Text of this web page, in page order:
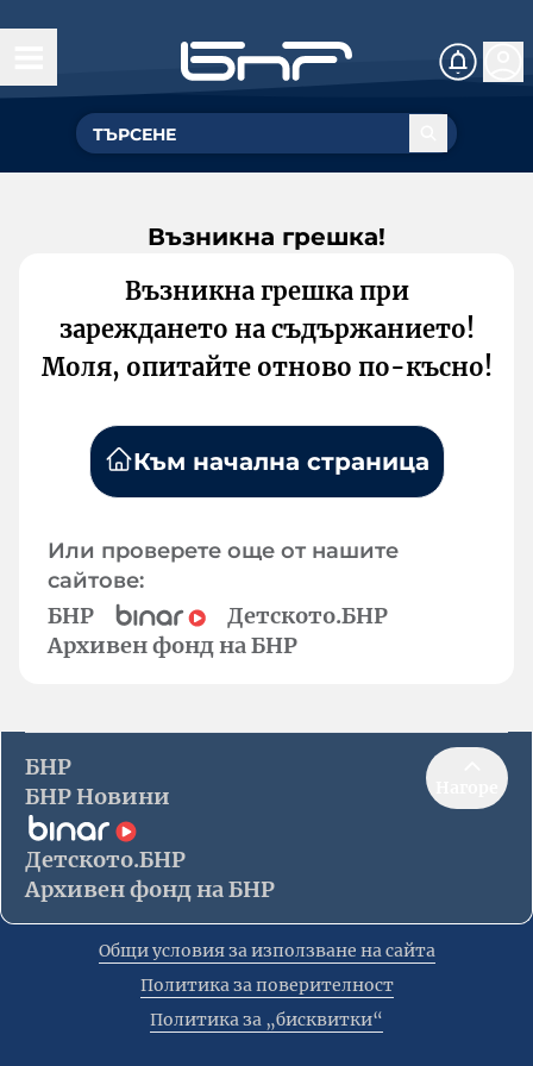
Възникна грешка!
Възникна грешка при
зареждането на съдържанието!
Моля, опитайте отново по-късно!
Към начална страница
Или проверете още от нашите
сайтове:
БНР
Детското.БНР
Архивен фонд на БНР
БНР
БНР Новини
Детското.БНР
Архивен фонд на БНР
Общи условия за използване на сайта
Политика за поверителност
Политика за „бисквитки“